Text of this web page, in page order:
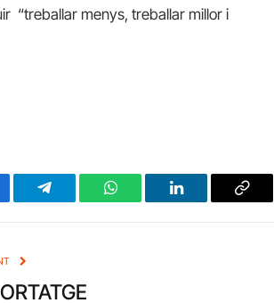
“treballar menys, treballar millor i
Telegram WhatsAppLinkedIn Copy